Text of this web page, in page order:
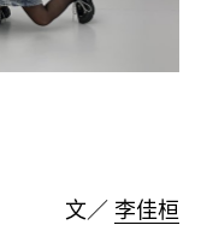
文／ 李佳桓